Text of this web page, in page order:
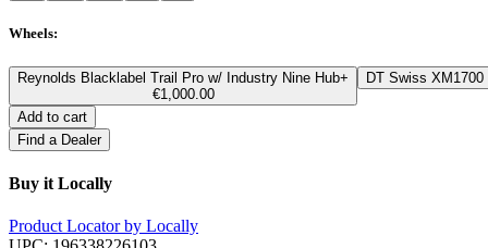
Wheels:
Reynolds Blacklabel Trail Pro w/ Industry Nine Hub+
€1,000.00
DT Swiss
Add to cart
Find a Dealer
Buy it Locally
Product Locator by Locally